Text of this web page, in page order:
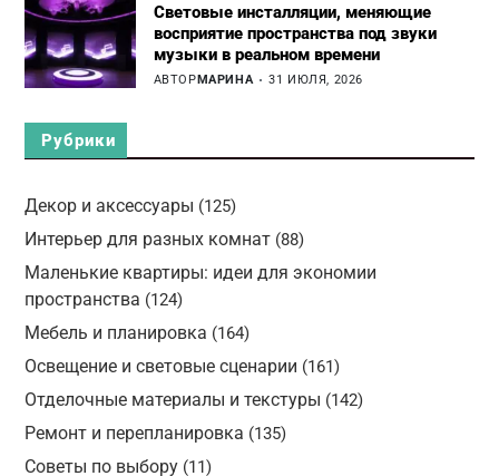
Световые инсталляции, меняющие
восприятие пространства под звуки
музыки в реальном времени
АВТОРМАРИНА 31 ИЮЛЯ, 2026
Рубрики
Декор и аксессуары (125)
Интерьер для разных комнат(88)
Маленькие квартиры: идеи для экономии
пространства (124)
Мебель и планировка (164)
Освещение и световые сценарии (161)
Отделочные материалы и текстуры (142)
Ремонт и перепланировка (135)
Советы по выбору(11)